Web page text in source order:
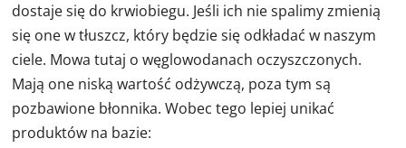
dostaje się do krwiobiegu. Jeśli ich nie spalimy zmienią
się one w tłuszcz, który będzie się odkładać w naszym
ciele. Mowa tutaj o węglowodanach oczyszczonych.
Mają one niską wartość odżywczą, poza tym są
pozbawione błonnika. Wobec tego lepiej unikać
produktów na bazie: